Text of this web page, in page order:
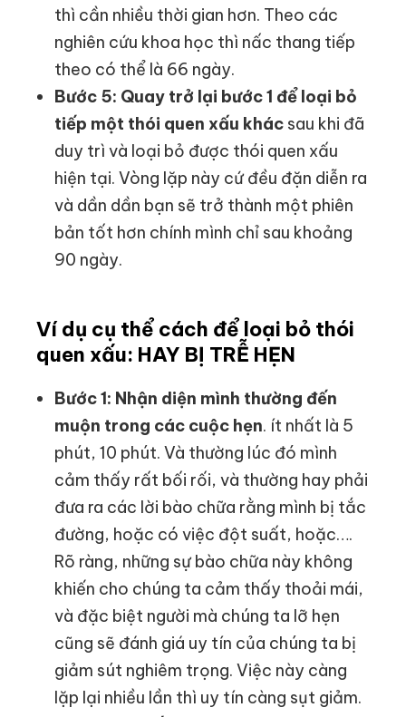
thì cần nhiều thời gian hơn. Theo các
nghiên cứu khoa học thì nấc thang tiếp
theo có thể là 66 ngày.
Bước 5: Quay trở lại bước 1 để loại bỏ
tiếp một thói quen xấu khác sau khi đã
duy trì và loại bỏ được thói quen xấu
hiện tại. Vòng lặp này cứ đều đặn diễn ra
và dần dần bạn sẽ trở thành một phiên
bản tốt hơn chính mình chỉ sau khoảng
90 ngày.
Ví dụ cụ thể cách để loại bỏ thói
quen xấu: HAY BỊ TRỄ HẸN
Bước 1: Nhận diện mình thường đến
muộn trong các cuộc hẹn. ít nhất là 5
phút, 10 phút. Và thường lúc đó mình
cảm thấy rất bối rối, và thường hay phải
đưa ra các lời bào chữa rằng mình bị tắc
đường, hoặc có việc đột suất, hoặc….
Rõ ràng, những sự bào chữa này không
khiến cho chúng ta cảm thấy thoải mái,
và đặc biệt người mà chúng ta lỡ hẹn
cũng sẽ đánh giá uy tín của chúng ta bị
giảm sút nghiêm trọng. Việc này càng
lặp lại nhiều lần thì uy tín càng sụt giảm.